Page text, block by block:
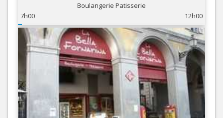
Boulangerie Patisserie
7h00
12h00